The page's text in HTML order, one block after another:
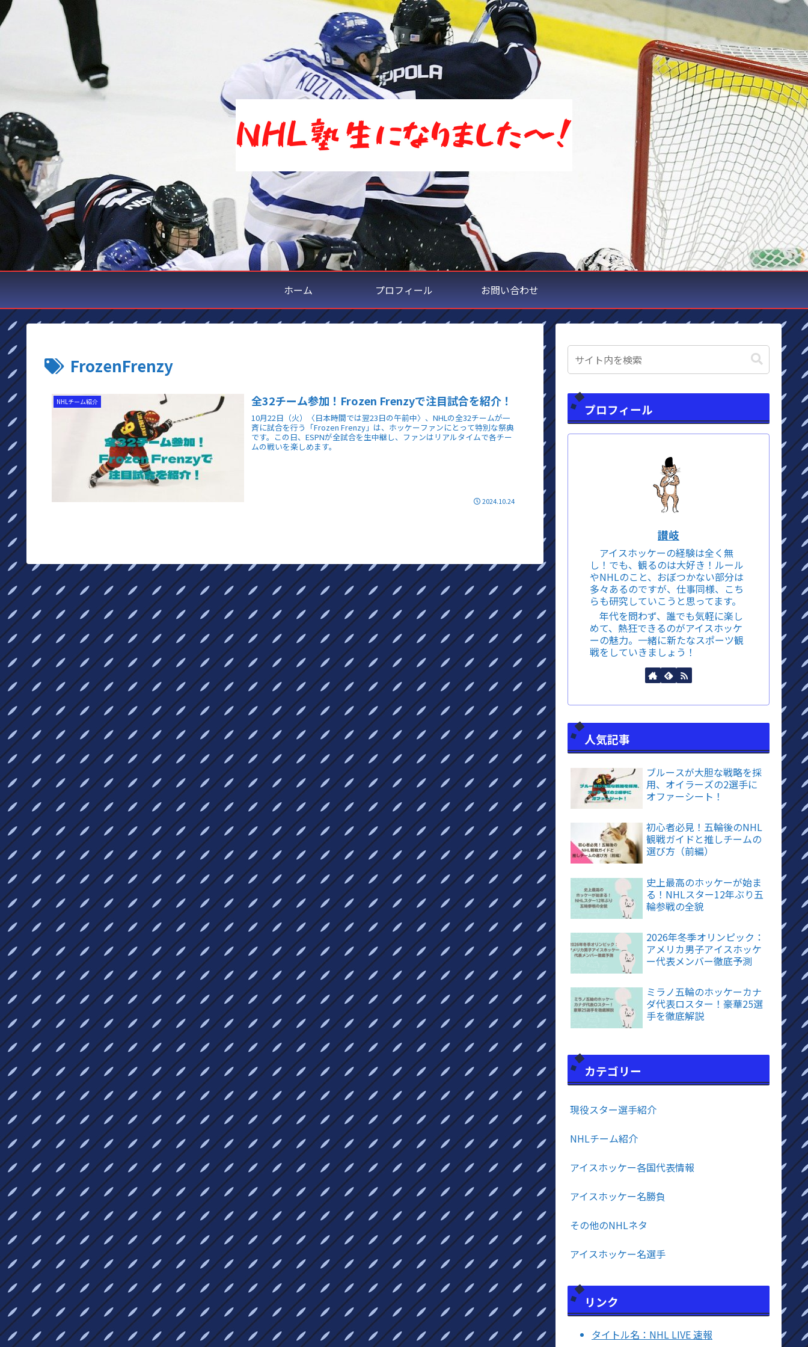
ホーム プロフィール お問い合わせ
FrozenFrenzy
NHLチーム紹介 全32チーム参加！Frozen Frenzyで注目試合を紹介！
10月22日（火）〈日本時間では翌23日の午前中〉、NHLの全32チームが一
斉に試合を行う「Frozen Frenzy」は、ホッケーファンにとって特別な祭典
です。この日、ESPNが全試合を生中継し、ファンはリアルタイムで各チー
ムの戦いを楽しめます。
2024.10.24
プロフィール
讃岐
アイスホッケーの経験は全く無
し！でも、観るのは大好き！ルール
やNHLのこと、おぼつかない部分は
多々あるのですが、仕事同様、こち
らも研究していこうと思ってます。
年代を問わず、誰でも気軽に楽し
めて、熱狂できるのがアイスホッケ
ーの魅力。一緒に新たなスポーツ観
戦をしていきましょう！
人気記事
ブルースが大胆な戦略を採
用、オイラーズの2選手に
オファーシート！
初心者必見！五輪後のNHL
観戦ガイドと推しチームの
選び方（前編）
史上最高のホッケーが始ま
る！NHLスター12年ぶり五
輪参戦の全貌
2026年冬季オリンピック：
アメリカ男子アイスホッケ
ー代表メンバー徹底予測
ミラノ五輪のホッケーカナ
ダ代表ロスター！豪華25選
手を徹底解説
カテゴリー
現役スター選手紹介
NHLチーム紹介
アイスホッケー各国代表情報
アイスホッケー名勝負
その他のNHLネタ
アイスホッケー名選手
リンク
タイトル名：NHL LIVE 速報